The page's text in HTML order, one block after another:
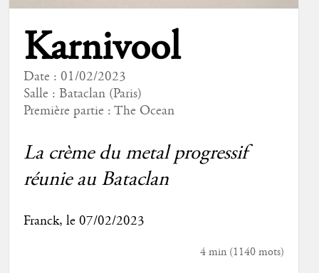
Karnivool
Date : 01/02/2023
Salle : Bataclan (Paris)
Première partie : The Ocean
La crème du metal progressif
réunie au Bataclan
Franck, le 07/02/2023
4 min(1140mots)